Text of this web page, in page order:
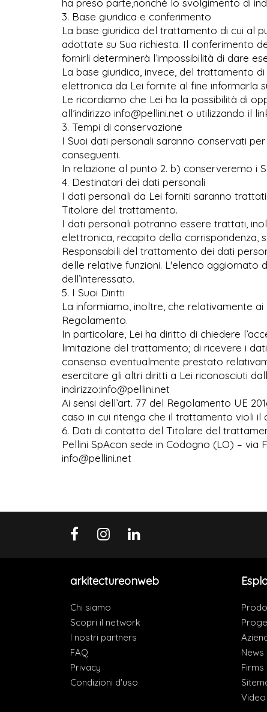
3. Base giuridica e conferimento
La base giuridica del trattamento di cui al
adottate su Sua richiesta. Il conferimento
fornirli determinerà l’impossibilità di dare
La base giuridica, invece, del trattamento
elettronica da Lei fornite al fine informarla
Le ricordiamo che Lei ha la possibilità di
all’indirizzo info@pellini.net o utilizzando il
3. Tempi di conservazione
I Suoi dati personali saranno conservati
conseguenti.
In relazione al punto 2. b) conserveremo i
4. Destinatari dei dati personali
I dati personali da Lei forniti saranno
Titolare del trattamento.
I dati personali potranno essere trattati,
elettronica, recapito della corrispondenza,
Responsabili del trattamento dei dati
delle relative funzioni. L'elenco
dell’interessato.
5. I Suoi Diritti
La informiamo, inoltre, che relativamente
Regolamento.
In particolare, Lei ha diritto di chiedere
limitazione del trattamento; di ricevere i
consenso eventualmente prestato
esercitare gli altri diritti a Lei riconosciuti
indirizzo:info@pellini.net
Ai sensi dell’art. 77 del Regolamento UE
caso in cui ritenga che il trattamento violi il
6. Dati di contatto del Titolare del
Pellini SpAcon sede in Codogno (LO) – via
info@pellini.net
arkitectureonweb
Chi siamo
Scopri il network
I nostri partners
FAQ
Privacy
Condizioni d'uso
News
Firms
Video